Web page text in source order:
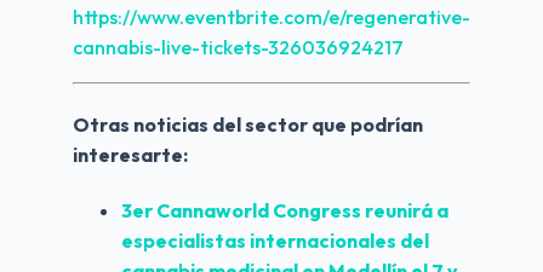
https://www.eventbrite.com/e/regenerative-
cannabis-live-tickets-326036924217
Otras noticias del sector que podrían
interesarte:
3er Cannaworld Congress reunirá a
especialistas internacionales del